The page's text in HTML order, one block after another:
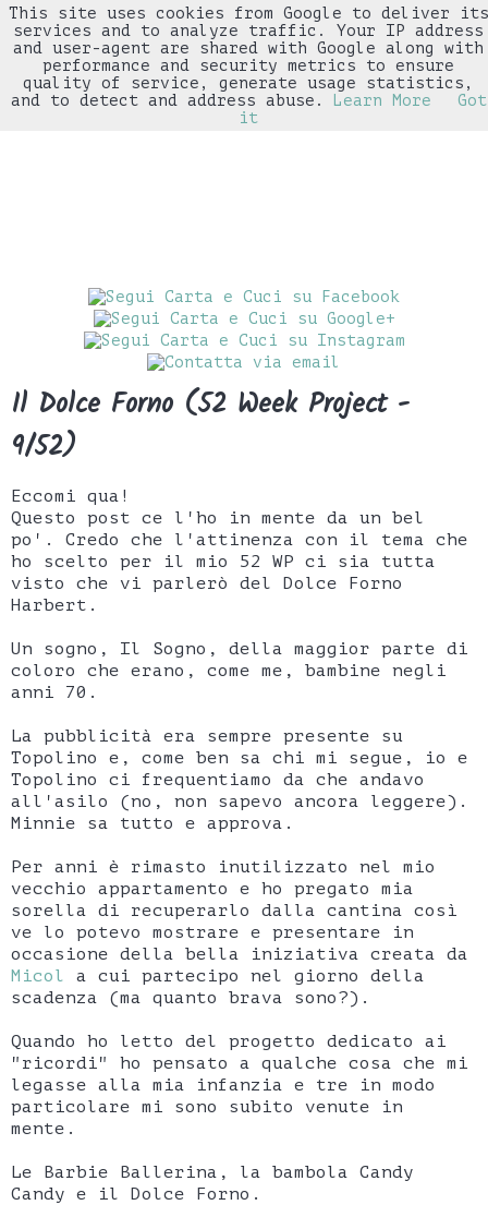
▼
Il Dolce Forno (52 Week Project -
9/52)
Eccomi qua!
Questo post ce l'ho in mente da un bel
po'. Credo che l'attinenza con il tema che
ho scelto per il mio 52 WP ci sia tutta
visto che vi parlerò del Dolce Forno
Harbert.
Un sogno, Il Sogno, della maggior parte di
coloro che erano, come me, bambine negli
anni 70.
La pubblicità era sempre presente su
Topolino e, come ben sa chi mi segue, io e
Topolino ci frequentiamo da che andavo
all'asilo (no, non sapevo ancora leggere).
Minnie sa tutto e approva.
Per anni è rimasto inutilizzato nel mio
vecchio appartamento e ho pregato mia
sorella di recuperarlo dalla cantina così
ve lo potevo mostrare e presentare in
occasione della bella iniziativa creata da
Micol
a cui partecipo nel giorno della
scadenza (ma quanto brava sono?).
Quando ho letto del progetto dedicato ai
"ricordi" ho pensato a qualche cosa che mi
legasse alla mia infanzia e tre in modo
particolare mi sono subito venute in
mente.
Le Barbie Ballerina, la bambola Candy
Candy e il Dolce Forno.
This site uses cookies from Google to deliver its
services and to analyze traffic. Your IP address
and user-agent are shared with Google along with
performance and security metrics to ensure
quality of service, generate usage statistics,
and to detect and address abuse.
Learn More
Got
it